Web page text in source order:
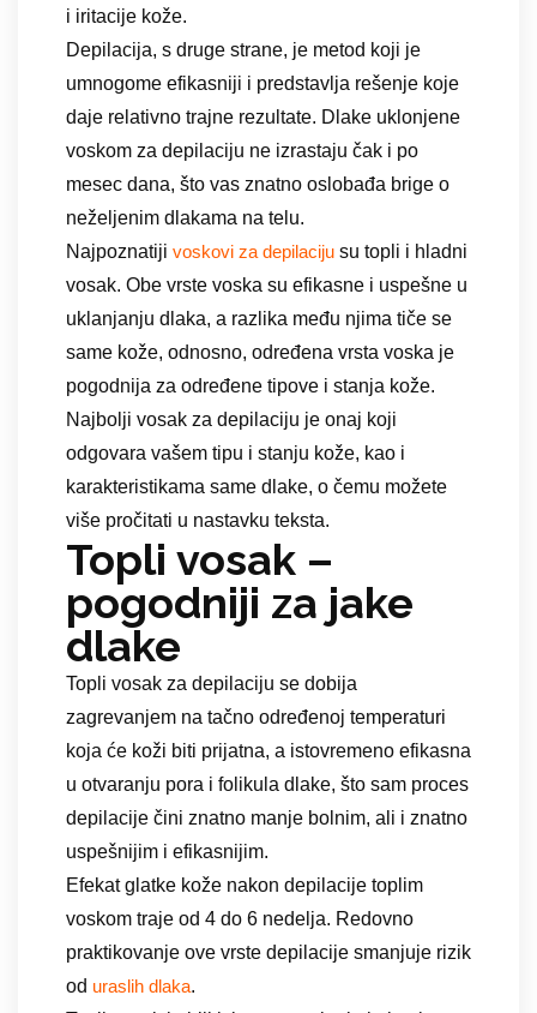
i iritacije kože.
Depilacija, s druge strane, je metod koji je
umnogome efikasniji i predstavlja rešenje koje
daje relativno trajne rezultate. Dlake uklonjene
voskom za depilaciju ne izrastaju čak i po
mesec dana, što vas znatno oslobađa brige o
neželjenim dlakama na telu.
Najpoznatiji voskovi za depilaciju su topli i hladni
vosak. Obe vrste voska su efikasne i uspešne u
uklanjanju dlaka, a razlika među njima tiče se
same kože, odnosno, određena vrsta voska je
pogodnija za određene tipove i stanja kože.
Najbolji vosak za depilaciju je onaj koji
odgovara vašem tipu i stanju kože, kao i
karakteristikama same dlake, o čemu možete
više pročitati u nastavku teksta.
Topli vosak –
pogodniji za jake
dlake
Topli vosak za depilaciju se dobija
zagrevanjem na tačno određenoj temperaturi
koja će koži biti prijatna, a istovremeno efikasna
u otvaranju pora i folikula dlake, što sam proces
depilacije čini znatno manje bolnim, ali i znatno
uspešnijim i efikasnijim.
Efekat glatke kože nakon depilacije toplim
voskom traje od 4 do 6 nedelja. Redovno
praktikovanje ove vrste depilacije smanjuje rizik
od uraslih dlaka.